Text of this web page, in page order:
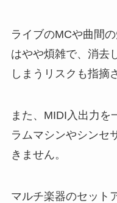
ライブのMCや曲間
はやや煩雑で、消去
しまうリスクも指摘
また、MIDI入出力を
ラムマシンやシンセ
きません。
マルチ楽器のセット